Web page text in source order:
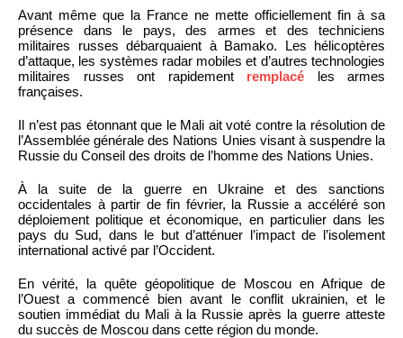
Avant même que la France ne mette officiellement fin à sa
présence dans le pays, des armes et des techniciens
militaires russes débarquaient à Bamako. Les hélicoptères
d’attaque, les systèmes radar mobiles et d’autres technologies
militaires russes ont rapidement remplacé les armes
françaises.
Il n’est pas étonnant que le Mali ait voté contre la résolution de
l’Assemblée générale des Nations Unies visant à suspendre la
Russie du Conseil des droits de l’homme des Nations Unies.
À la suite de la guerre en Ukraine et des sanctions
occidentales à partir de fin février, la Russie a accéléré son
déploiement politique et économique, en particulier dans les
pays du Sud, dans le but d’atténuer l’impact de l’isolement
international activé par l’Occident.
En vérité, la quête géopolitique de Moscou en Afrique de
l’Ouest a commencé bien avant le conflit ukrainien, et le
soutien immédiat du Mali à la Russie après la guerre atteste
du succès de Moscou dans cette région du monde.